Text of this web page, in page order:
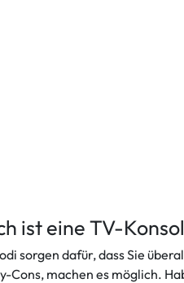
ist eine TV-
sorgen dafür, dass Sie
machen es möglich.